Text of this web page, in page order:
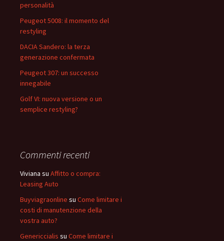
r
:
personalità
Peugeot 5008: il momento del
restyling
DACIA Sandero: la terza
generazione confermata
Peugeot 307: un successo
innegabile
Golf VI: nuova versione o un
semplice restyling?
Commenti recenti
Viviana su Affitto o compra:
Leasing Auto
Buyviagraonline su Come limitare i
costi di manutenzione della
vostra auto?
Genericcialis su Come limitare i